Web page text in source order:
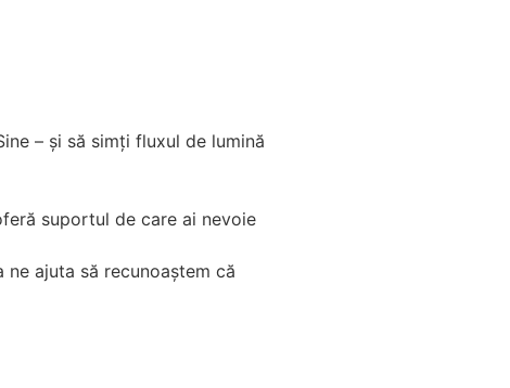
– și să simți fluxul de lumină
suportul de care ai nevoie
ajuta să recunoaștem că